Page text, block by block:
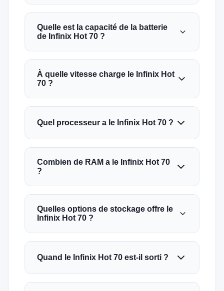
Quelle est la capacité de la batterie
de Infinix Hot 70 ?
À quelle vitesse charge le Infinix Hot
70 ?
Quel processeur a le Infinix Hot 70 ?
Combien de RAM a le Infinix Hot 70
?
Quelles options de stockage offre le
Infinix Hot 70 ?
Quand le Infinix Hot 70 est-il sorti ?